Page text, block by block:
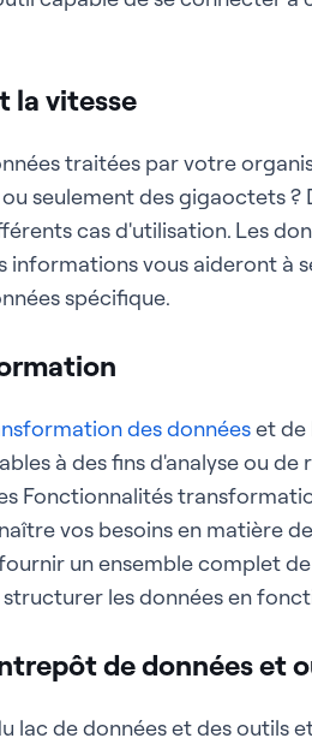
la vitesse
traitées par votre
seulement des gigaoctets ?
cas d'utilisation. Les
informations vous aideront à
spécifique.
des donnéeset de
à des fins d'analyse ou de
Fonctionnalités
vos besoins en matière
un ensemble complet
les données en
de données et
lac de données et des outils